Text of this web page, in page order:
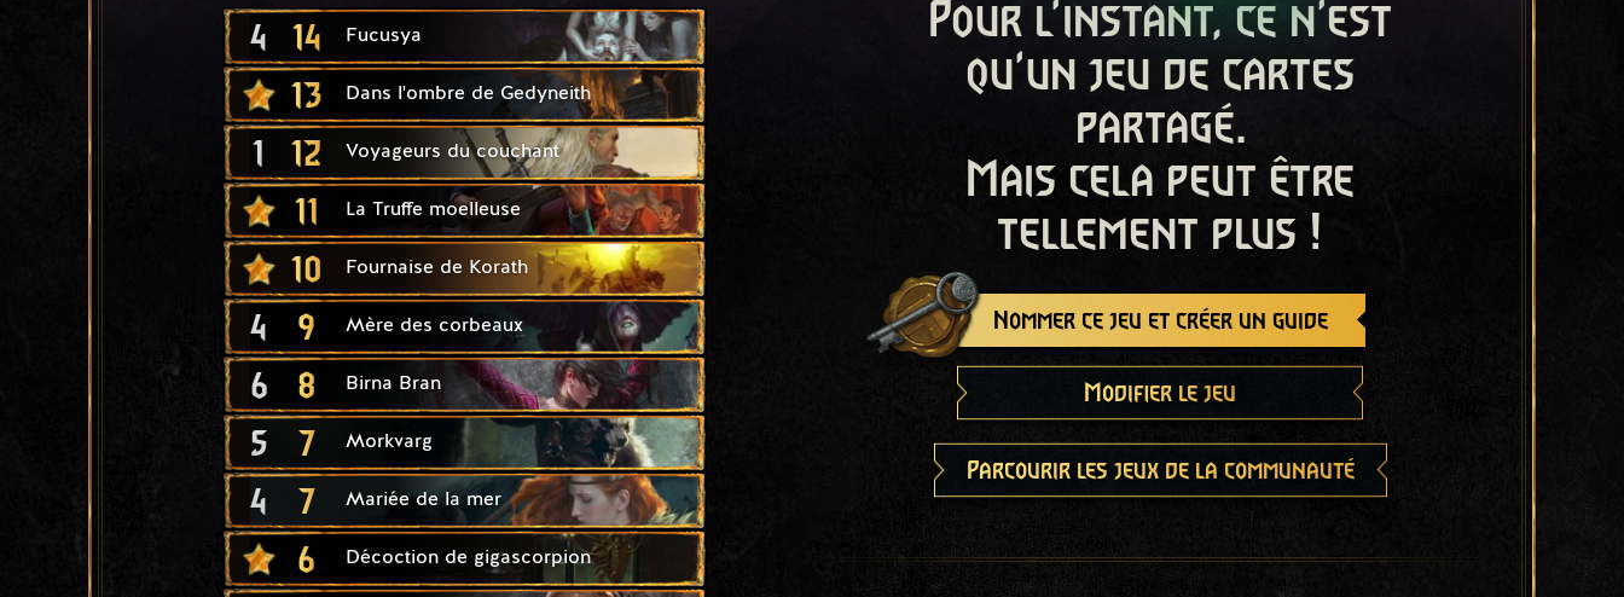
4 14 Fucusya
13 Dans l'ombre de Gedyneith
1 12 Voyageurs du couchant
11 La Truffe moelleuse
10 Fournaise de Korath
4 9 Mère des corbeaux
6 8 Birna Bran
5 7 Morkvarg
4 7 Mariée de la mer
6 Décoction de gigascorpion
Pour l'instant, ce n'est
qu'un jeu de cartes
partagé.
Mais cela peut être
tellement plus !
Nommer ce jeu et créer un guide
Modifier le jeu
Parcourir les jeux de la communauté